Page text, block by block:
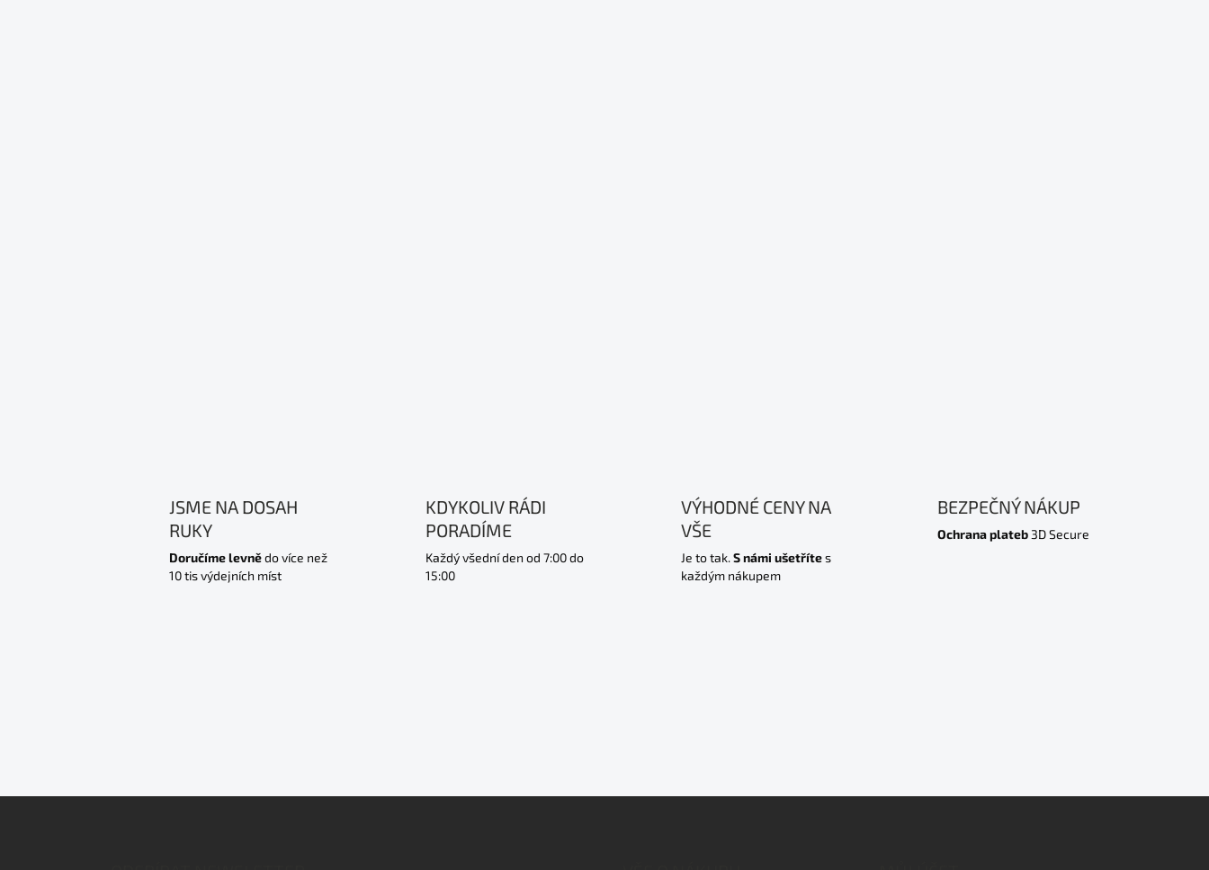
JSME NA DOSAH
RUKY
Doručíme levnědo více než
10 tis výdejních míst
KDYKOLIV RÁDI
PORADÍME
Každý všední den od 7:00 do
15:00
VÝHODNÉ CENY NA
VŠE
Je to tak.S námi ušetřítes
každým nákupem
BEZPEČNÝ NÁKUP
Ochrana plateb3D Secure